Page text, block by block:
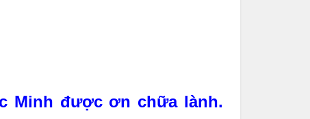
Minh được ơn chữa lành.